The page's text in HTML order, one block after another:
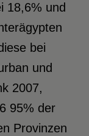
18,6% und
bei
und
2007,
95% der
Provinzen